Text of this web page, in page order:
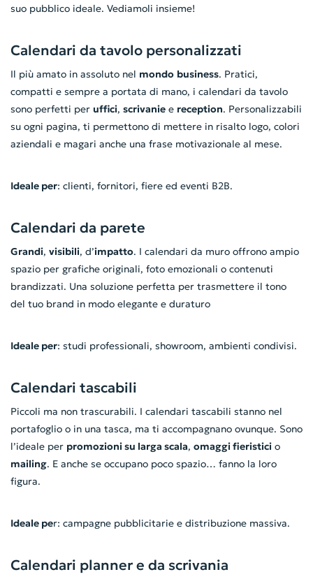
suo pubblico ideale. Vediamoli insieme!
Calendari da tavolo personalizzati
Il più amato in assoluto nel mondo business. Pratici,
compatti e sempre a portata di mano, i calendari da tavolo
sono perfetti per uffici, scrivanie e reception. Personalizzabili
su ogni pagina, ti permettono di mettere in risalto logo, colori
aziendali e magari anche una frase motivazionale al mese.
Ideale per: clienti, fornitori, fiere ed eventi B2B.
Calendari da parete
Grandi, visibili, d’impatto. I calendari da muro offrono ampio
spazio per grafiche originali, foto emozionali o contenuti
brandizzati. Una soluzione perfetta per trasmettere il tono
del tuo brand in modo elegante e duraturo
Ideale per: studi professionali, showroom, ambienti condivisi.
Calendari tascabili
Piccoli ma non trascurabili. I calendari tascabili stanno nel
portafoglio o in una tasca, ma ti accompagnano ovunque. Sono
l’ideale per promozioni su larga scala, omaggi fieristici o
mailing. E anche se occupano poco spazio… fanno la loro
figura.
Ideale per: campagne pubblicitarie e distribuzione massiva.
Calendari planner e da scrivania